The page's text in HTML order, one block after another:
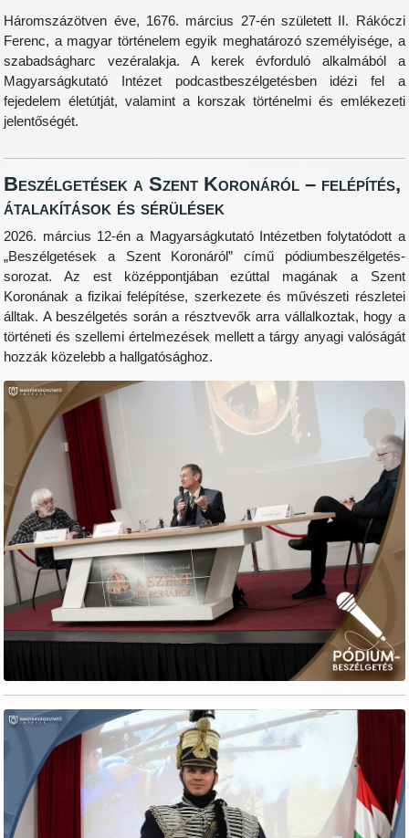
Háromszázötven éve, 1676. március 27-én született II. Rákóczi
Ferenc, a magyar történelem egyik meghatározó személyisége, a
szabadságharc vezéralakja. A kerek évforduló alkalmából a
Magyarságkutató Intézet podcastbeszélgetésben idézi fel a
fejedelem életútját, valamint a korszak történelmi és emlékezeti
jelentőségét.
Beszélgetések a Szent Koronáról – felépítés,
átalakítások és sérülések
2026. március 12-én a Magyarságkutató Intézetben folytatódott a
„Beszélgetések a Szent Koronáról” című pódiumbeszélgetés-
sorozat. Az est középpontjában ezúttal magának a Szent
Koronának a fizikai felépítése, szerkezete és művészeti részletei
álltak. A beszélgetés során a résztvevők arra vállalkoztak, hogy a
történeti és szellemi értelmezések mellett a tárgy anyagi valóságát
hozzák közelebb a hallgatósághoz.